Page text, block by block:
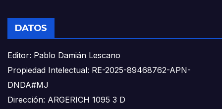
DATOS
Editor: Pablo Damián Lescano
Propiedad Intelectual: RE-2025-89468762-APN-
DNDA#MJ
Dirección: ARGERICH 1095 3 D